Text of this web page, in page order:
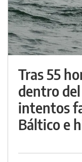
Tras 55
dentro
intentos
Báltico e